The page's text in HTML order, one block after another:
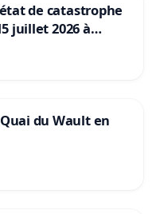
de catastrophe
juillet 2026 à
du Wault en